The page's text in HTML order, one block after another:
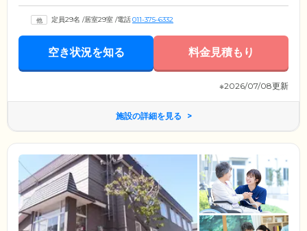
定員29名 /居室29室 /電話011-375-6332
空き状況を知る 料金見積もり
※2026/07/08更新
施設の詳細を見る